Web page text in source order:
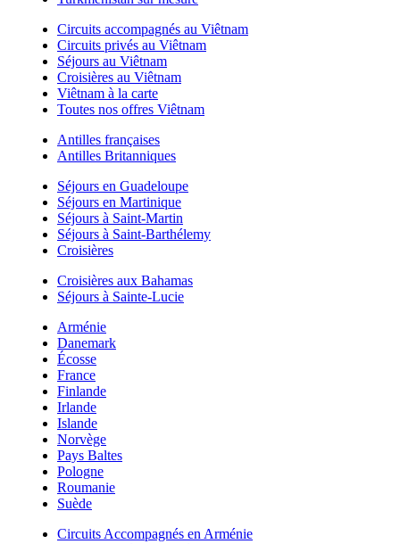
Circuits accompagnés au Viêtnam
Circuits privés au Viêtnam
Séjours au Viêtnam
Croisières au Viêtnam
Viêtnam à la carte
Toutes nos offres Viêtnam
Antilles françaises
Antilles Britanniques
Séjours en Guadeloupe
Séjours en Martinique
Séjours à Saint-Martin
Séjours à Saint-Barthélemy
Croisières
Croisières aux Bahamas
Séjours à Sainte-Lucie
Arménie
Danemark
Écosse
France
Finlande
Irlande
Islande
Norvège
Pays Baltes
Pologne
Roumanie
Suède
Circuits Accompagnés en Arménie